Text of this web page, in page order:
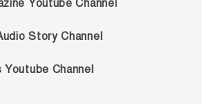
Youtube Channel
Story Channel
Channel